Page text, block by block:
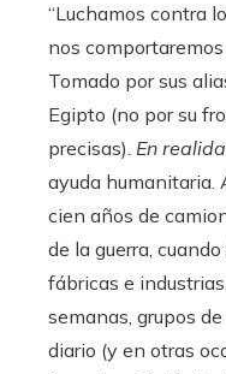
“Luchamos contra
nos
Tomado por sus
Egipto (no por su
precisas). En
ayuda humanitaria.
cien años de
de la guerra,
fábricas e
semanas, grupos
diario (y en otras